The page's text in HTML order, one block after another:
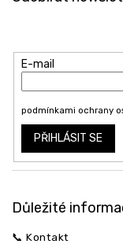
E-mail
podmínkami ochrany
PŘIHLÁSIT SE
Důležité
📞 Kontakt